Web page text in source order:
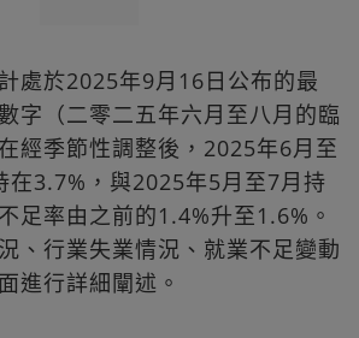
處於2025年9月16日公布的最
字（二零二五年六月至八月的臨
經季節性調整後，2025年6月至
在3.7%，與2025年5月至7月持
足率由之前的1.4%升至1.6%。
、行業失業情況、就業不足變動
進行詳細闡述。